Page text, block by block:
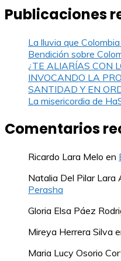
Publicaciones
La lluvia que
Bendición sobre
¿TE ALIARÍAS CON
INVOCANDO LA
SANTIDAD Y EN
La misericordia de
Comentarios
Ricardo Lara Melo en
Natalia Del Pilar Lara
Perasha
Gloria Elsa Páez
Mireya Herrera Silva
Maria Lucy Osorio